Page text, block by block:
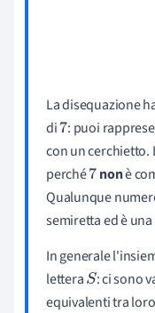
La disequazione
di7: puoi
con un cerchietto.
perché7 nonè
Qualunque
semiretta ed è
In generale
letteraS: ci sono
equivalenti tra